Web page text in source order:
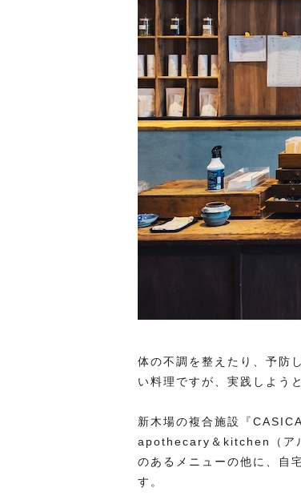
体の不調を整えたり、予防
い料理ですが、実践しよう
新木場の複合施設『
apothecary＆kitchen（ア
のあるメニューの他に、自
す。